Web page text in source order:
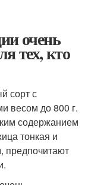
очень
тех, кто
сорт с
весом до 800 г.
содержанием
тонкая и
предпочитают